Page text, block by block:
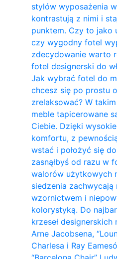
stylów wyposażenia
kontrastują z nimi i
punktem. Czy to jako
czy wygodny fotel
zdecydowanie warto
fotel designerski do
Jak wybrać fotel do
chcesz się po prostu
zrelaksować? W
meble tapicerowane
Ciebie. Dzięki
komfortu, z
wstać i położyć się
zasnąłbyś od razu w
walorów użytkowych
siedzenia
wzornictwem i
kolorystyką. Do
krzeseł designerskich
Arne Jacobsena,
Charlesa i Ray